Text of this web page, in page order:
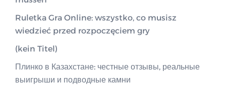
Ruletka Gra Online: wszystko, co musisz
wiedzieć przed rozpoczęciem gry
(kein Titel)
Плинко в Казахстане: честные отзывы, реальные
выигрыши и подводные камни